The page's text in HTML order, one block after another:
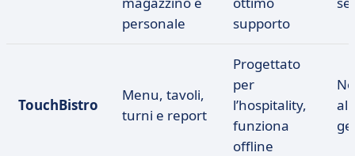
personale
supporto
TouchBistro
Menu, tavoli,
turni e report
Progettato
per
l’hospitality,
funziona
offline
al